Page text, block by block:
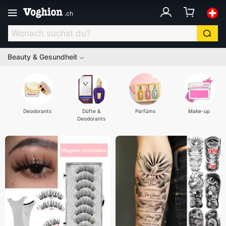
.ch
Beauty & Gesundheit
Deodorants
Düfte &
Deodorants
Parfüms Make-up